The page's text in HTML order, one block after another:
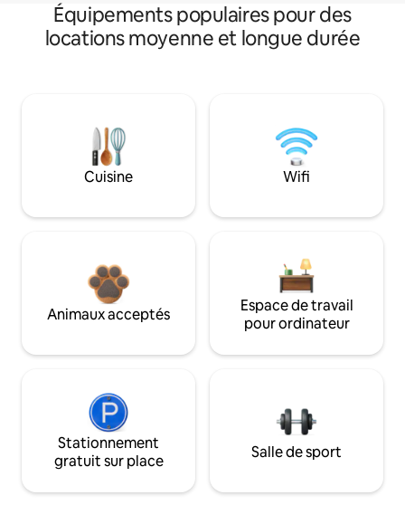
Équipements populaires pour des
locations moyenne et longue durée
Cuisine Wifi
Animaux acceptés
Espace de travail
pour ordinateur
Stationnement
gratuit sur place
Salle de sport